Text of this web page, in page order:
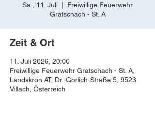
Sa., 11. Juli
Freiwillige Feuerwehr
Gratschach - St. A
Zeit & Ort
11. Juli 2026, 20:00
Freiwillige Feuerwehr Gratschach - St. A,
Landskron AT, Dr.-Görlich-Straße 5, 9523
Villach, Österreich